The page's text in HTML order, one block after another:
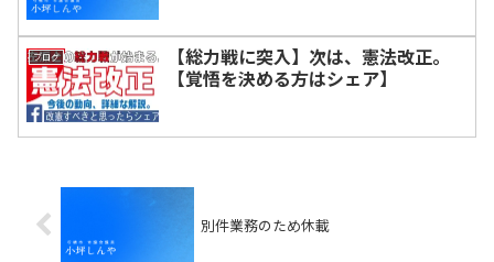
ブログ
【総力戦に突入】次は、憲法改正。
【覚悟を決める方はシェア】
別件業務のため休載